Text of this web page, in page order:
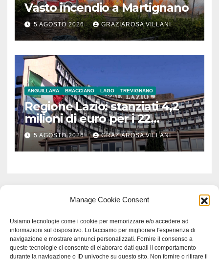
Manage Cookie Consent
Usiamo tecnologie come i cookie per memorizzare e/o accedere ad
informazioni sul dispositivo. Lo facciamo per migliorare l'esperienza di
navigazione e mostrare annunci personalizzati. Fornire il consenso a
queste tecnologie ci consente di elaborare dati quali il comportamento
durante la navigazione o ID univoche su questo sito. Non fornire o ritirare il
Vasto incendio a Martignano
5 AGOSTO 2026 GRAZIAROSA VILLANI
ANGUILLARA BRACCIANO LAGO TREVIGNANO
Regione Lazio: stanziati 4,2
milioni di euro per i 22
Comuni dell’Etruria
Meridionale
5 AGOSTO 2026 GRAZIAROSA VILLANI